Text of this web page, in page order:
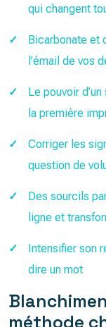
qui changent
Bicarbonate et
l’émail de vos
Le pouvoir
la première
Corriger les
question de
Des sourcils
ligne et
Intensifier son
dire un mot
méthode